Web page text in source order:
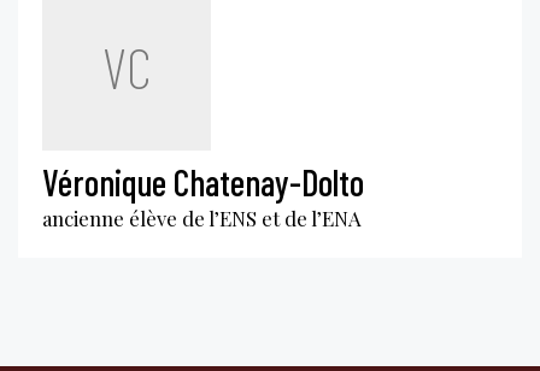
VC
Véronique Chatenay-Dolto
ancienne élève de l’ENS et de l’ENA